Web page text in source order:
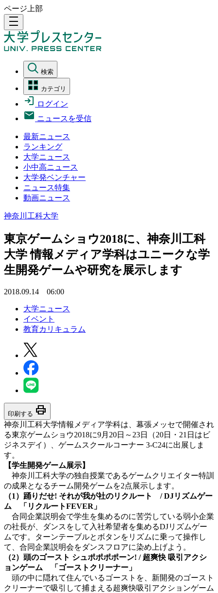
ページ上部
density_medium
検索
カテゴリ
ログイン
ニュースを受信
最新ニュース
ランキング
大学ニュース
小中高ニュース
大学発ベンチャー
ニュース特集
動画ニュース
神奈川工科大学
東京ゲームショウ2018に、神奈川工科
大学 情報メディア学科はユニークな学
生開発ゲームや研究を展示します
2018.09.14 06:00
大学ニュース
イベント
教育カリキュラム
印刷する print
神奈川工科大学情報メディア学科は、幕張メッセで開催され
る東京ゲームショウ2018に9月20日～23日（20日・21日はビ
ジネスデイ）、ゲームスクールコーナー 3-C24に出展しま
す。
【学生開発ゲーム展示】
神奈川工科大学の独自授業であるゲームクリエイター特訓
の成果となるチーム開発ゲームを2点展示します。
（1）踊りだせ! それが我が社のリクルート / DJリズムゲー
ム 「リクルートFEVER」
合同企業説明会で学生を集めるのに苦労している弱小企業
の社長が、ダンスをして入社希望者を集めるDJリズムゲー
ムです。ターンテーブルとボタンをリズムに乗って操作し
て、合同企業説明会をダンスフロアに染め上げよう。
（2）頭のゴースト シュポポポポーン! / 超爽快 吸引アクシ
ョンゲーム 「ゴーストクリーナー」
頭の中に隠れて住んでいるゴーストを、新開発のゴースト
クリーナーで吸引して捕まえる超爽快吸引アクションゲーム